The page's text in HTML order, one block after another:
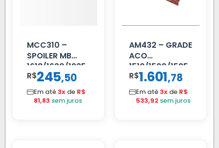
MCC310 –
SPOILER MB
1618/1630/1935
02 FAR
R$245,50
Em até3x de R$
81,83 sem juros
AM432 – GRADE
ACO
1519/1520/1525
R$1.601,78
Em até3x de R$
533,92 sem juros